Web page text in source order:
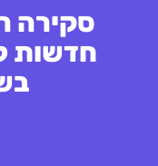
סקירה
חדשות